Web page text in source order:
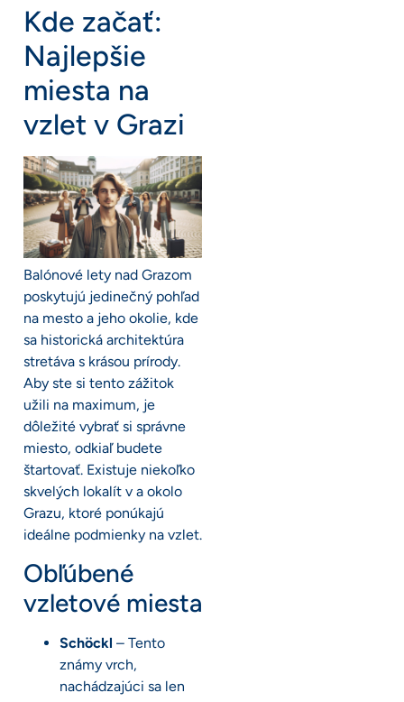
Kde začať:
Najlepšie
miesta na
vzlet v Grazi
Balónové lety nad Grazom
poskytujú jedinečný pohľad
na mesto a jeho okolie, kde
sa historická architektúra
stretáva s krásou prírody.
Aby ste si tento zážitok
užili na maximum, je
dôležité vybrať si správne
miesto, odkiaľ budete
štartovať. Existuje niekoľko
skvelých lokalít v a okolo
Grazu, ktoré ponúkajú
ideálne podmienky na vzlet.
Obľúbené
vzletové miesta
Schöckl – Tento
známy vrch,
nachádzajúci sa len